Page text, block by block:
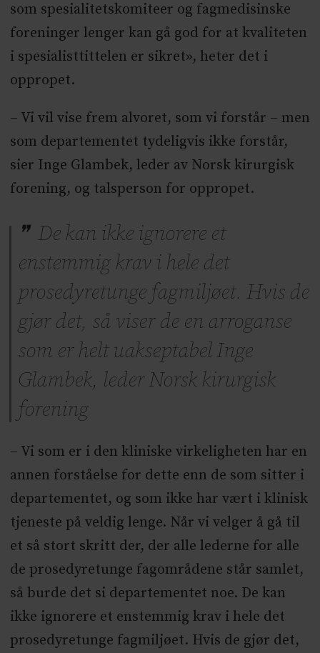
som spesialitetskomiteer og fagmedisinske
foreninger lenger kan gå god for at kvaliteten
i spesialisttittelen er sikret», heter det i
oppropet.
– Vi vil vise frem alvoret, som vi forstår – men
som departementet tydeligvis ikke forstår,
sier Inge Glambek, leder av Norsk kirurgisk
forening, og talsperson for oppropet.
De kan ikke ignorere et
enstemmig krav i hele det
prosedyretunge fagmiljøet. Hvis de
gjør det, så viser de en arroganse
som er helt uakseptabel Inge
Glambek, leder Norsk kirurgisk
forening
– Vi som er i den kliniske virkeligheten har en
annen forståelse for dette enn de som sitter i
departementet, og som ikke har vært i klinisk
tjeneste på veldig lenge. Når vi velger å gå til
et så stort skritt der, der alle lederne for alle
de prosedyretunge fagområdene står samlet,
så burde det si departementet noe. De kan
ikke ignorere et enstemmig krav i hele det
prosedyretunge fagmiljøet. Hvis de gjør det,